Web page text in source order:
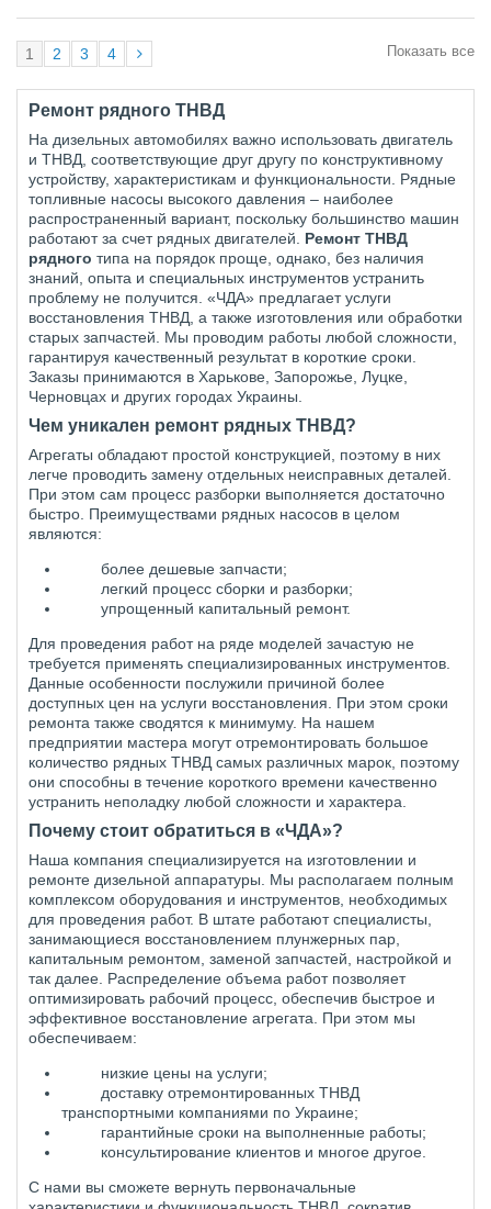
Показать все
1 2 3 4
Ремонт рядного ТНВД
На дизельных автомобилях важно использовать двигатель
и ТНВД, соответствующие друг другу по конструктивному
устройству, характеристикам и функциональности. Рядные
топливные насосы высокого давления – наиболее
распространенный вариант, поскольку большинство машин
работают за счет рядных двигателей. Ремонт ТНВД
рядного типа на порядок проще, однако, без наличия
знаний, опыта и специальных инструментов устранить
проблему не получится. «ЧДА» предлагает услуги
восстановления ТНВД, а также изготовления или обработки
старых запчастей. Мы проводим работы любой сложности,
гарантируя качественный результат в короткие сроки.
Заказы принимаются в Харькове, Запорожье, Луцке,
Черновцах и других городах Украины.
Чем уникален ремонт рядных ТНВД?
Агрегаты обладают простой конструкцией, поэтому в них
легче проводить замену отдельных неисправных деталей.
При этом сам процесс разборки выполняется достаточно
быстро. Преимуществами рядных насосов в целом
являются:
более дешевые запчасти;
легкий процесс сборки и разборки;
упрощенный капитальный ремонт.
Для проведения работ на ряде моделей зачастую не
требуется применять специализированных инструментов.
Данные особенности послужили причиной более
доступных цен на услуги восстановления. При этом сроки
ремонта также сводятся к минимуму. На нашем
предприятии мастера могут отремонтировать большое
количество рядных ТНВД самых различных марок, поэтому
они способны в течение короткого времени качественно
устранить неполадку любой сложности и характера.
Почему стоит обратиться в «ЧДА»?
Наша компания специализируется на изготовлении и
ремонте дизельной аппаратуры. Мы располагаем полным
комплексом оборудования и инструментов, необходимых
для проведения работ. В штате работают специалисты,
занимающиеся восстановлением плунжерных пар,
капитальным ремонтом, заменой запчастей, настройкой и
так далее. Распределение объема работ позволяет
оптимизировать рабочий процесс, обеспечив быстрое и
эффективное восстановление агрегата. При этом мы
обеспечиваем:
низкие цены на услуги;
доставку отремонтированных ТНВД
транспортными компаниями по Украине;
гарантийные сроки на выполненные работы;
консультирование клиентов и многое другое.
С нами вы сможете вернуть первоначальные